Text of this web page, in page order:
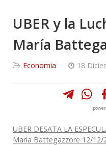
UBER y la
María
Economia 18
UBER DESATA LA
María Battegazzore 12/12/